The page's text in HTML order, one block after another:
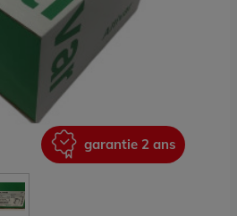
garantie 2 ans